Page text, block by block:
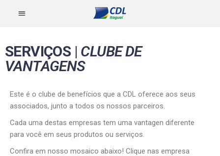
SERVIÇOS| CLUBE DE
VANTAGENS
Este é o clube de benefícios que a CDL oferece aos seus
associados, junto a todos os nossos parceiros.
Cada uma destas empresas tem uma vantagen diferente
para você em seus produtos ou serviços.
Confira em nosso mosaico abaixo! Clique nas empresa